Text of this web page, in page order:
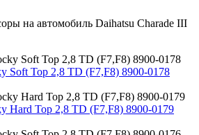
на автомобиль Daihatsu Charade III
Soft Top 2,8 TD (F7,F8) 8900-0178
Hard Top 2,8 TD (F7,F8) 8900-0179